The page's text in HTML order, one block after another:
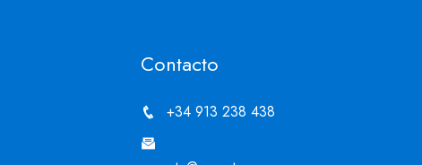
Contacto
+34 913 238 438